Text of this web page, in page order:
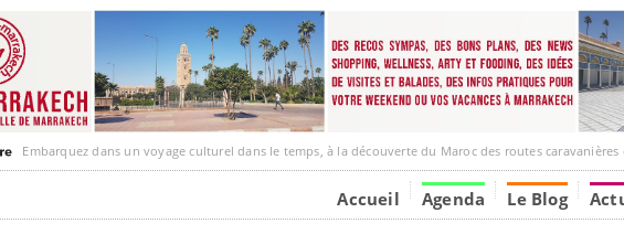
Embarquez dans un voyage culturel dans le temps, à la découverte du Maroc des routes caravanières et de ses liens
Accueil Agenda Le Blog